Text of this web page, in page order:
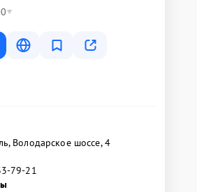
Володарское шоссе, 4
79-21